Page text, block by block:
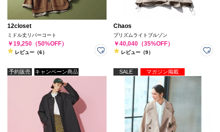
12closet
ミドル丈リバーコート
￥19,250（50%OFF）
レビュー（6）
Chaos
プリズムライトブルゾン
￥40,040（35%OFF）
レビュー（9）
予約販売 キャンペーン商品 SALE マガジン掲載